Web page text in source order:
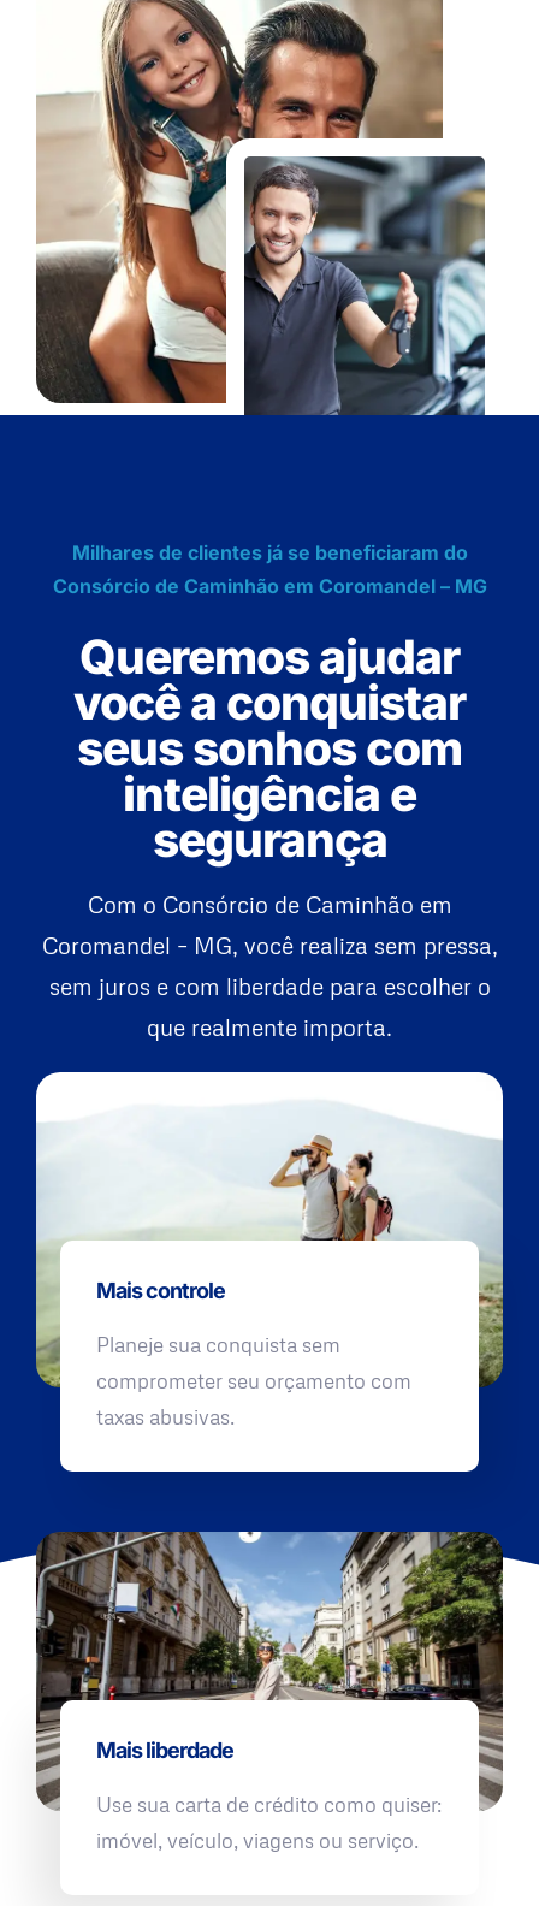
Milhares de clientes já se beneficiaram do
Consórcio de Caminhão em Coromandel – MG
Queremos ajudar
você a conquistar
seus sonhos com
inteligência e
segurança
Com o Consórcio de Caminhão em
Coromandel – MG, você realiza sem pressa,
sem juros e com liberdade para escolher o
que realmente importa.
Mais controle
Planeje sua conquista sem
comprometer seu orçamento com
taxas abusivas.
Mais liberdade
Use sua carta de crédito como quiser:
imóvel, veículo, viagens ou serviço.